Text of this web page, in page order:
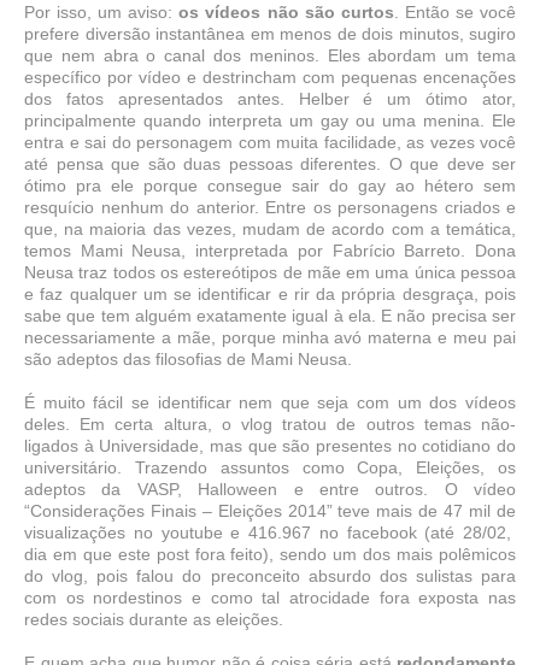
Por isso, um aviso:os vídeos não são curtos . Então se você
prefere diversão instantânea em menos de dois minutos, sugiro
que nem abra o canal dos meninos. Eles abordam um tema
específico por vídeo e destrincham com pequenas encenações
dos fatos apresentados antes. Helber é um ótimo ator,
principalmente quando interpreta um gay ou uma menina. Ele
entra e sai do personagem com muita facilidade, as vezes você
até pensa que são duas pessoas diferentes. O que deve ser
ótimo pra ele porque consegue sair do gay ao hétero sem
resquício nenhum do anterior. Entre os personagens criados e
que, na maioria das vezes, mudam de acordo com a temática,
temos Mami Neusa, interpretada por Fabrício Barreto. Dona
Neusa traz todos os estereótipos de mãe em uma única pessoa
e faz qualquer um se identificar e rir da própria desgraça, pois
sabe que tem alguém exatamente igual à ela. E não precisa ser
necessariamente a mãe, porque minha avó materna e meu pai
são adeptos das filosofias de Mami Neusa.
É muito fácil se identificar nem que seja com um dos vídeos
deles. Em certa altura, o vlog tratou de outros temas não-
ligados à Universidade, mas que são presentes no cotidiano do
universitário. Trazendo assuntos como Copa, Eleições, os
adeptos da VASP, Halloween e entre outros. O vídeo
“Considerações Finais – Eleições 2014” teve mais de 47 mil de
visualizações no youtube e 416.967 no facebook (até 28/02,
dia em que este post fora feito), sendo um dos mais polêmicos
do vlog, pois falou do preconceito absurdo dos sulistas para
com os nordestinos e como tal atrocidade fora exposta nas
redes sociais durante as eleições.